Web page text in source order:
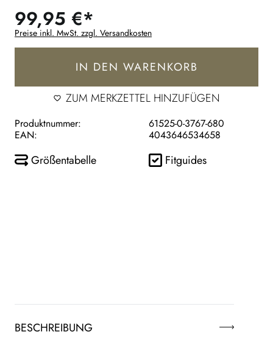
99,95 €*
Preise inkl. MwSt. zzgl. Versandkosten
IN DEN WARENKORB
ZUM MERKZETTEL HINZUFÜGEN
Produktnummer:
61525-0-3767-680
EAN:
4043646534658
Größentabelle Fitguides
BESCHREIBUNG